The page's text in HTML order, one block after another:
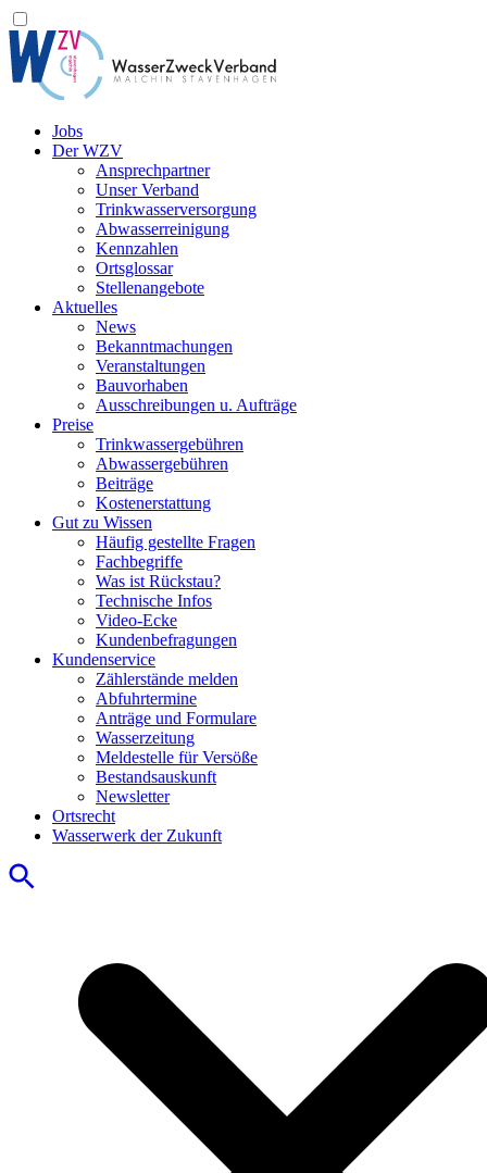
Jobs
Der WZV
Ansprechpartner
Unser Verband
Trinkwasser­versorgung
Abwasserreinigung
Kennzahlen
Ortsglossar
Stellenangebote
Aktuelles
News
Bekanntmachungen
Veranstaltungen
Bauvorhaben
Ausschreibungen u. Aufträge
Preise
Trinkwassergebühren
Abwassergebühren
Beiträge
Kostenerstattung
Gut zu Wissen
Häufig gestellte Fragen
Fachbegriffe
Was ist Rückstau?
Technische Infos
Video-Ecke
Kundenbefragungen
Kundenservice
Zählerstände melden
Abfuhrtermine
Anträge und Formulare
Wasserzeitung
Meldestelle für Versöße
Bestandsauskunft
Newsletter
Ortsrecht
Wasserwerk der Zukunft